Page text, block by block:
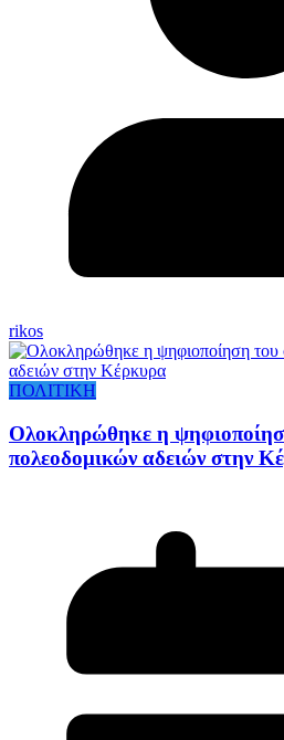
rikos
ΠΟΛΙΤΙΚΗ
Ολοκληρώθηκε η
πολεοδομικών αδειών στην